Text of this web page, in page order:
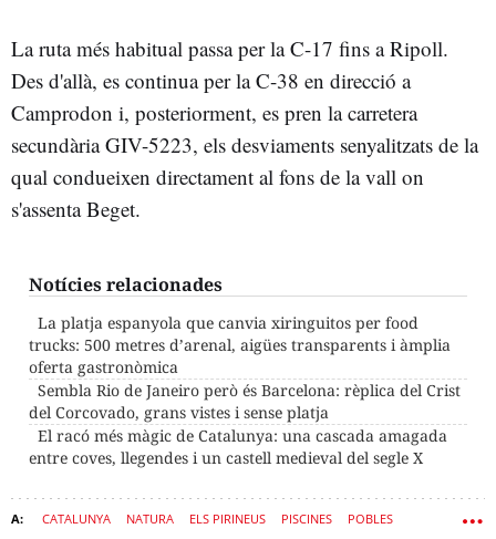
La ruta més habitual passa per la C-17 fins a Ripoll.
Des d'allà, es continua per la C-38 en direcció a
Camprodon i, posteriorment, es pren la carretera
secundària GIV-5223, els desviaments senyalitzats de la
qual condueixen directament al fons de la vall on
s'assenta Beget.
Notícies relacionades
La platja espanyola que canvia xiringuitos per food
trucks: 500 metres d’arenal, aigües transparents i àmplia
oferta gastronòmica
Sembla Rio de Janeiro però és Barcelona: rèplica del Crist
del Corcovado, grans vistes i sense platja
El racó més màgic de Catalunya: una cascada amagada
entre coves, llegendes i un castell medieval del segle X
CATALUNYA NATURA ELS PIRINEUS PISCINES POBLES